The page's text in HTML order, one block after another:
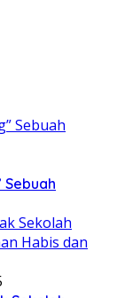
Sebuah